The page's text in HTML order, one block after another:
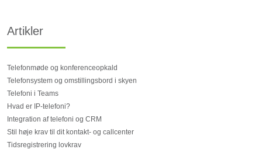
Artikler
Telefonmøde og konferenceopkald
Telefonsystem og omstillingsbord i skyen
Telefoni i Teams
Hvad er IP-telefoni?
Integration af telefoni og CRM
Stil høje krav til dit kontakt- og callcenter
Tidsregistrering lovkrav